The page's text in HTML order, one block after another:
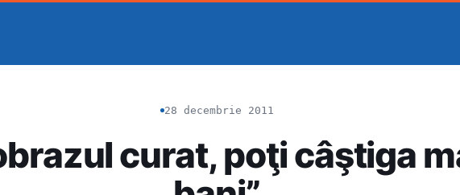
28 decembrie 2011
curat, poţi câştiga